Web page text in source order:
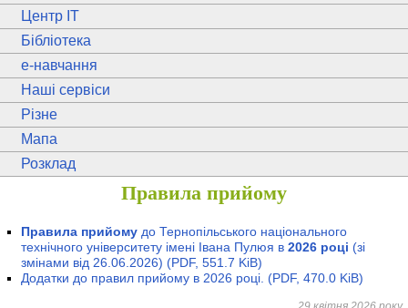
Центр ІТ
Бібліотека
e-навчання
Наші сервіси
Різне
Мапа
Розклад
Правила прийому
Правила прийому до Тернопільського національного
технічного університету імені Івана Пулюя в2026 році (зі
змінами від 26.06.2026) (PDF, 551.7 KiB)
Додатки до правил прийому в 2026 році. (PDF, 470.0 KiB)